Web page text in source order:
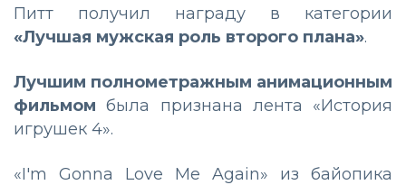
Питт получил награду в категории
«Лучшая мужская роль второго плана».
Лучшим полнометражным анимационным
фильмом была признана лента «История
игрушек 4».
«I'm Gonna Love Me Again» из байопика